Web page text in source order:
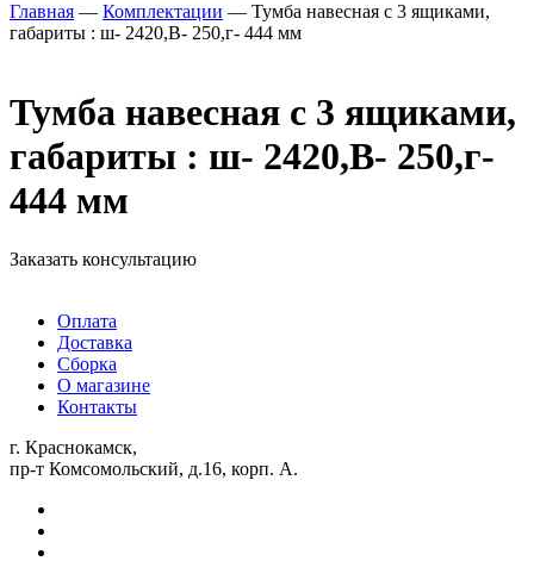
Главная — Комплектации — Тумба навесная с 3 ящиками,
габариты : ш- 2420,В- 250,г- 444 мм
Тумба навесная с 3 ящиками,
габариты : ш- 2420,В- 250,г-
444 мм
Заказать консультацию
Оплата
Доставка
Сборка
О магазине
Контакты
г. Краснокамск,
пр-т Комсомольский, д.16, корп. А.